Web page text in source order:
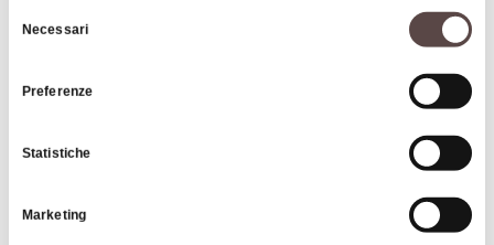
delNecessari
Preferenze
Statistiche
Marketing
Details
IT037057B4KCT7YVVU
Services